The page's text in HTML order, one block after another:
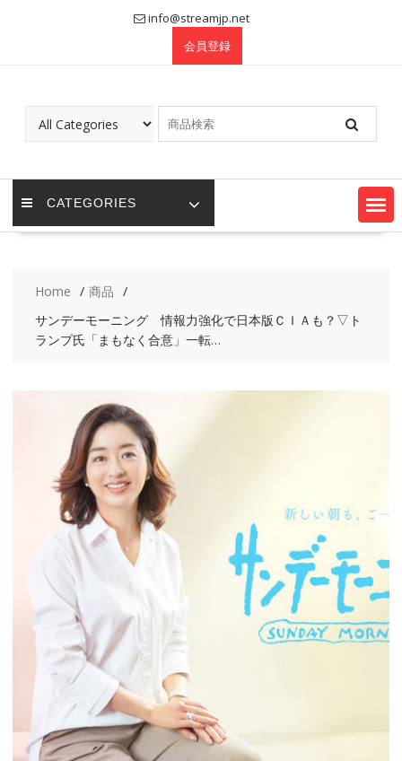
info@streamjp.net
会員登録
CATEGORIES
Home
商品
サンデーモーニング 情報力強化で日本版ＣＩＡも？▽ト
ランプ氏「まもなく合意」一転…